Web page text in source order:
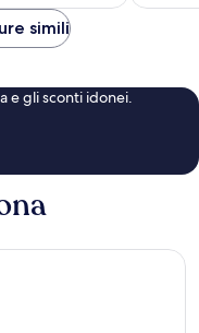
simili
e gli sconti idonei.